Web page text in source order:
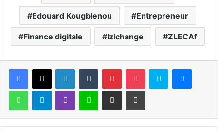
Edouard Kougblenou Entrepreneur
Finance digitale Izichange ZLECAf
Facebook
X LinkedinTumblr PinterestPocket Skype
WhatsAppTelegramViber Ligne Partager par email Imprimer